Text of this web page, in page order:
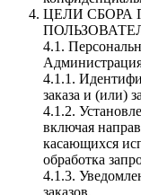
ЦЕЛИ
4.1.
4.1.1.
заказа и (или)
4.1.2.
включая
касающихся
обработка
4.1.3.
заказов.